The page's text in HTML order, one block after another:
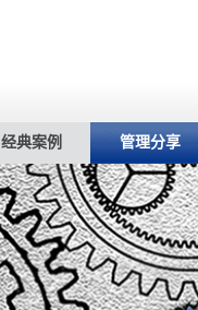
经典案例 管理分享